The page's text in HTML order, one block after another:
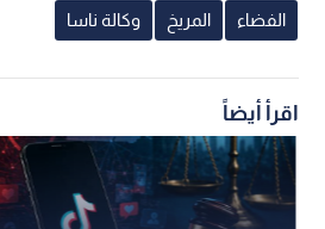
الفضاء المريخ وكالة ناسا
اقرأ أيضاً